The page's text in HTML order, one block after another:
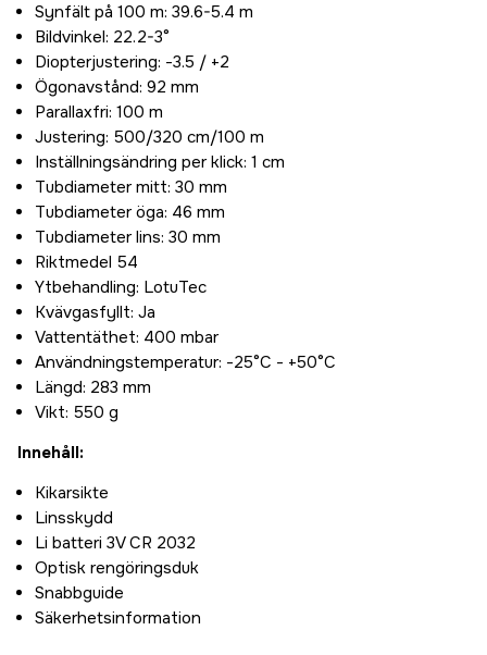
Synfält på 100 m: 39.6-5.4 m
Bildvinkel: 22.2-3°
Diopterjustering: -3.5 / +2
Ögonavstånd: 92 mm
Parallaxfri: 100 m
Justering: 500/320 cm/100 m
Inställningsändring per klick: 1 cm
Tubdiameter mitt: 30 mm
Tubdiameter öga: 46 mm
Tubdiameter lins: 30 mm
Riktmedel 54
Ytbehandling: LotuTec
Kvävgasfyllt: Ja
Vattentäthet: 400 mbar
Användningstemperatur: -25°C - +50°C
Längd: 283 mm
Vikt: 550 g
Innehåll:
Kikarsikte
Linsskydd
Li batteri 3V CR 2032
Optisk rengöringsduk
Snabbguide
Säkerhetsinformation